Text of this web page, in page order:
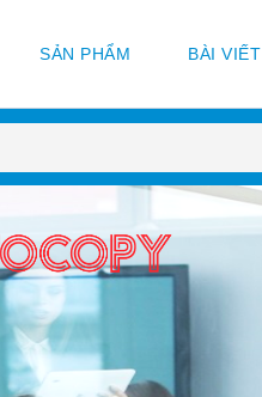
SẢN PHẨM BÀI VIẾT